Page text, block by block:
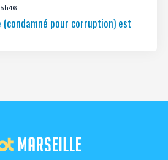
(condamné pour corruption) est